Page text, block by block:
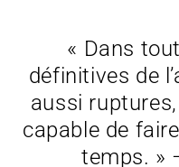
« Dans
définitives de
aussi
capable de
temps. »